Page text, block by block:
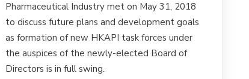
Pharmaceutical Industry met on May 31, 2018
to discuss future plans and development goals
as formation of new HKAPI task forces under
the auspices of the newly-elected Board of
Directors is in full swing.